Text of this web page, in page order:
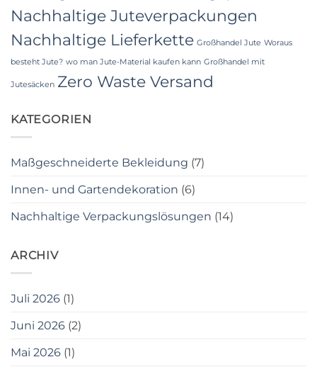
Nachhaltige Juteverpackungen
Nachhaltige Lieferkette Großhandel Jute Woraus
besteht Jute? wo man Jute-Material kaufen kann Großhandel mit
Jutesäcken Zero Waste Versand
KATEGORIEN
Maßgeschneiderte Bekleidung (7)
Innen- und Gartendekoration (6)
Nachhaltige Verpackungslösungen (14)
ARCHIV
Juli 2026 (1)
Juni 2026 (2)
Mai 2026 (1)